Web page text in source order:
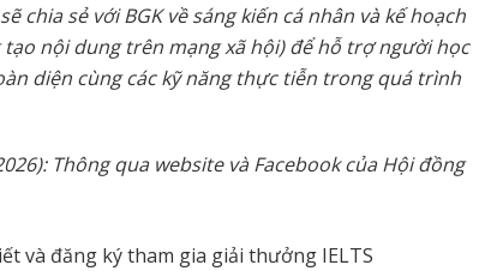
chia sẻ với BGK về sáng kiến cá nhân và kế hoạch
tạo nội dung trên mạng xã hội) để hỗ trợ người học
diện cùng các kỹ năng thực tiễn trong quá trình
Thông qua website và Facebook của Hội đồng
và đăng ký tham gia giải thưởng IELTS